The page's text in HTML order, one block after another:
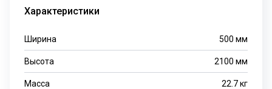
Характеристики
Ширина 500 мм
Высота 2100 мм
Масса 22.7кг